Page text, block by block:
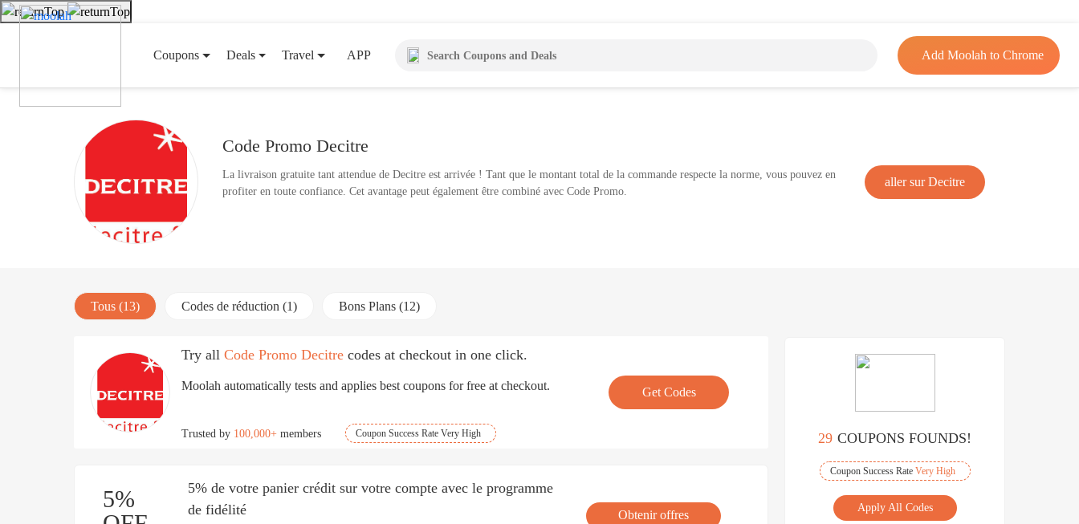
Coupons Deals Travel APP Add Moolah to Chrome
Code Promo Decitre
La livraison gratuite tant attendue de Decitre est arrivée ! Tant que le montant total de la commande respecte la norme, vous pouvez en
profiter en toute confiance. Cet avantage peut également être combiné avec Code Promo.
aller sur Decitre
Tous (13) Codes de réduction (1) Bons Plans (12)
Try all Code Promo Decitre codes at checkout in one click.
Moolah automatically tests and applies best coupons for free at checkout.
Trusted by 100,000+ members Coupon Success Rate Very High
Get Codes
5%
5% de votre panier crédit sur votre compte avec le programme
de fidélité
Obtenir offres
29 COUPONS FOUNDS!
Coupon Success Rate Very High
Apply All Codes